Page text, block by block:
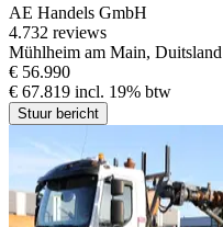
AE Handels GmbH
4.732 reviews
Mühlheim am Main, Duitsland
€ 56.990
€ 67.819 incl. 19% btw
Stuur bericht